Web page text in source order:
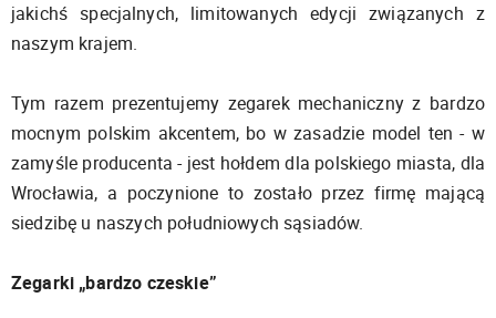
jakichś specjalnych, limitowanych edycji związanych z
naszym krajem.
Tym razem prezentujemy zegarek mechaniczny z bardzo
mocnym polskim akcentem, bo w zasadzie model ten - w
zamyśle producenta - jest hołdem dla polskiego miasta, dla
Wrocławia, a poczynione to zostało przez firmę mającą
siedzibę u naszych południowych sąsiadów.
Zegarki „bardzo czeskie”